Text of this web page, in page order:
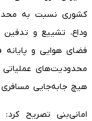
کشوری نسبت به
وداع، تشییع و تدفین
هیچ جابه‌جایی مسافری
امانی‌بنی تصریح